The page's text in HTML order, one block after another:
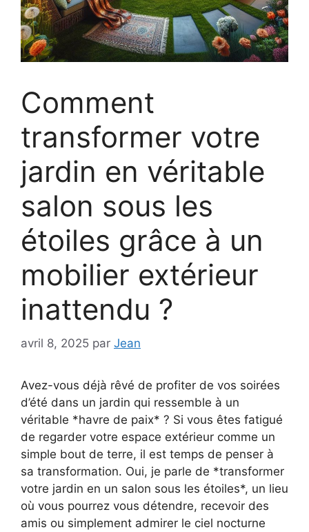
Comment
transformer votre
jardin en véritable
salon sous les
étoiles grâce à un
mobilier extérieur
inattendu ?
avril 8, 2025 par Jean
Avez-vous déjà rêvé de profiter de vos soirées
d’été dans un jardin qui ressemble à un
véritable *havre de paix* ? Si vous êtes fatigué
de regarder votre espace extérieur comme un
simple bout de terre, il est temps de penser à
sa transformation. Oui, je parle de *transformer
votre jardin en un salon sous les étoiles*, un lieu
où vous pourrez vous détendre, recevoir des
amis ou simplement admirer le ciel nocturne